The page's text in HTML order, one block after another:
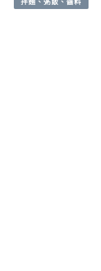
拌麵、粥飯、醬料